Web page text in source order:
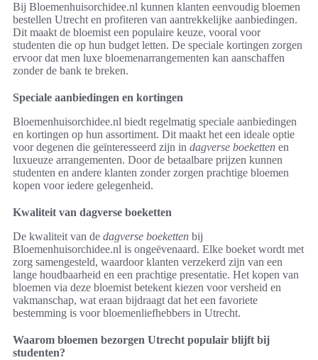
Bij Bloemenhuisorchidee.nl kunnen klanten eenvoudig bloemen
bestellen Utrecht en profiteren van aantrekkelijke aanbiedingen.
Dit maakt de bloemist een populaire keuze, vooral voor
studenten die op hun budget letten. De speciale kortingen zorgen
ervoor dat men luxe bloemenarrangementen kan aanschaffen
zonder de bank te breken.
Speciale aanbiedingen en kortingen
Bloemenhuisorchidee.nl biedt regelmatig speciale aanbiedingen
en kortingen op hun assortiment. Dit maakt het een ideale optie
voor degenen die geïnteresseerd zijn in dagverse boeketten en
luxueuze arrangementen. Door de betaalbare prijzen kunnen
studenten en andere klanten zonder zorgen prachtige bloemen
kopen voor iedere gelegenheid.
Kwaliteit van dagverse boeketten
De kwaliteit van de dagverse boeketten bij
Bloemenhuisorchidee.nl is ongeëvenaard. Elke boeket wordt met
zorg samengesteld, waardoor klanten verzekerd zijn van een
lange houdbaarheid en een prachtige presentatie. Het kopen van
bloemen via deze bloemist betekent kiezen voor versheid en
vakmanschap, wat eraan bijdraagt dat het een favoriete
bestemming is voor bloemenliefhebbers in Utrecht.
Waarom bloemen bezorgen Utrecht populair blijft bij
studenten?